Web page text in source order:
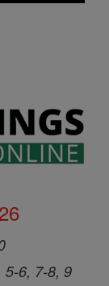
5-6, 7-8, 9